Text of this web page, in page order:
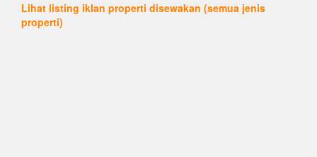
Lihat listing iklan properti disewakan (semua jenis
properti)